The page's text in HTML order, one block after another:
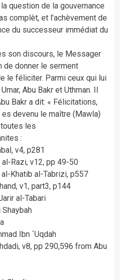
question de la gouvernance
complèt, et l’achèvement de
du successeur immédiat du
son discours, le Messager
de donner le serment
le féliciter. Parmi ceux qui lui
Abu Bakr et Uthman. Il
Bakr a dit: « Félicitations,
es devenu le maître (Mawla)
les
:
v4, p281
Razi, v12, pp 49-50
Khatib al-Tabrizi, p557
v1, part3, p144
al-Tabari
Ibn `Uqdah
v8, pp 290,596 from Abu